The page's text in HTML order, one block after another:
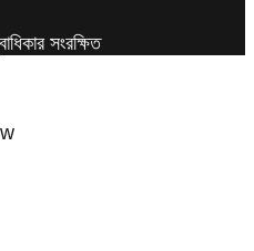
সংরক্ষিত